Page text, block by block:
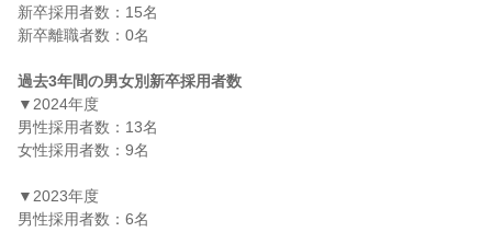
新卒採用者数：15名
新卒離職者数：0名
過去3年間の男女別新卒採用者数
▼2024年度
男性採用者数：13名
女性採用者数：9名
▼2023年度
男性採用者数：6名